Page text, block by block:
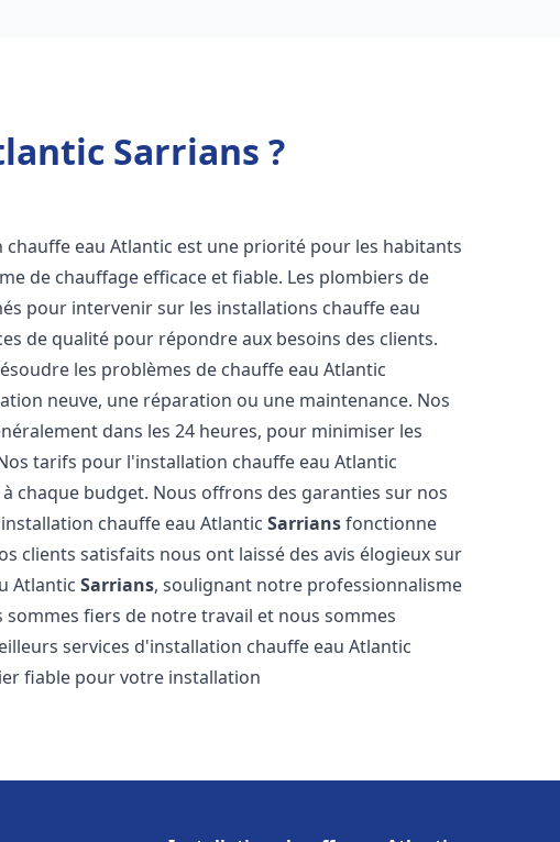
Sarrians ?
chauffe eau Atlantic est une priorité pour les habitants
de chauffage efficace et fiable. Les plombiers de
pour intervenir sur les installations chauffe eau
de qualité pour répondre aux besoins des clients.
les problèmes de chauffe eau Atlantic
neuve, une réparation ou une maintenance. Nos
dans les 24 heures, pour minimiser les
tarifs pour l'installation chauffe eau Atlantic
chaque budget. Nous offrons des garanties sur nos
chauffe eau AtlanticSarriansfonctionne
clients satisfaits nous ont laissé des avis élogieux sur
AtlanticSarrians, soulignant notre professionnalisme
fiers de notre travail et nous sommes
services d'installation chauffe eau Atlantic
fiable pour votre installation